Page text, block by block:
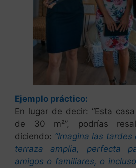
Ejemplo práctico:
En lugar de decir: “Esta
de 30 m²”, podrías
diciendo: “Imagina las
terraza amplia, perfecta
amigos o familiares, o